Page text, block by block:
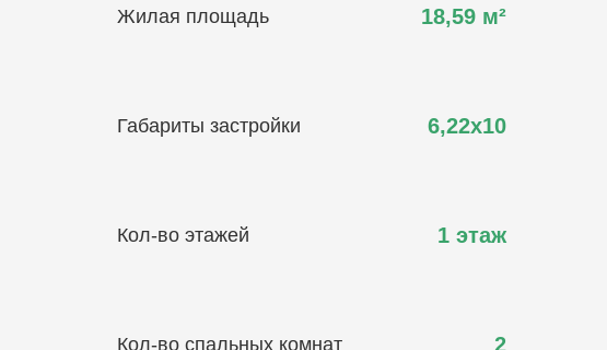
Жилая площадь 18,59 м²
Габариты застройки 6,22х10
Кол-во этажей 1 этаж
Кол-во спальных комнат 2